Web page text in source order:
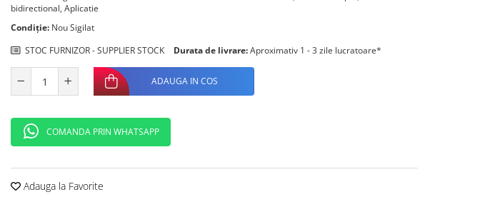
bidirectional, Aplicatie
Condiție: Nou Sigilat
STOC FURNIZOR - SUPPLIER STOCK
Durata de livrare:Aproximativ 1 - 3 zile lucratoare*
ADAUGA IN COS
COMANDA PRIN WHATSAPP
Adauga la Favorite